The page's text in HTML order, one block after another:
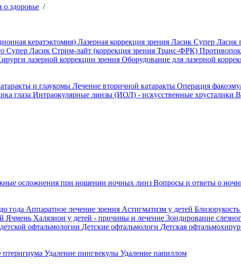
о здоровье /
кератэктомия) Лазерная коррекция зрения Ласик Супер Ласик
Супер Ласик Стрим-лайт (коррекция зрения Транс-ФРК)
лазерной коррекции зрения Оборудование для лазерной
и глаукомы Лечение вторичной катаракты Операция
глаза Интраокулярные линзы (ИОЛ) - искусственные хрусталики
осложнения при ношении ночных линз Вопросы и ответы о
года Аппаратное лечение зрения Астигматизм у детей
Ячмень Халязион у детей - причины и лечение Зондирование
офтальмологии Детские офтальмологи Детская
птеригиума Удаление пингвекулы Удаление папиллом